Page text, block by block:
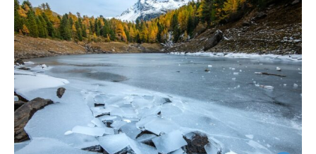
Die
Optionen
können
auf
der
gewählt
werden